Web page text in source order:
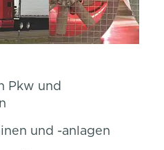
Pkw und
und -anlagen